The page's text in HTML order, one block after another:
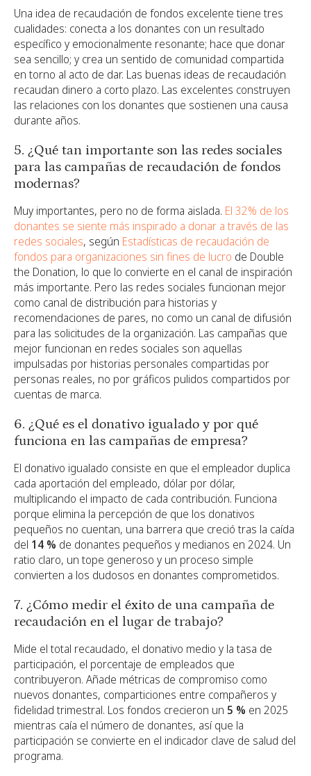
Una idea de recaudación de fondos excelente tiene tres
cualidades: conecta a los donantes con un resultado
específico y emocionalmente resonante; hace que donar
sea sencillo; y crea un sentido de comunidad compartida
en torno al acto de dar. Las buenas ideas de recaudación
recaudan dinero a corto plazo. Las excelentes construyen
las relaciones con los donantes que sostienen una causa
durante años.
5. ¿Qué tan importante son las redes sociales
para las campañas de recaudación de fondos
modernas?
Muy importantes, pero no de forma aislada. El 32% de los
donantes se siente más inspirado a donar a través de las
redes sociales, según Estadísticas de recaudación de
fondos para organizaciones sin fines de lucro de Double
the Donation, lo que lo convierte en el canal de inspiración
más importante. Pero las redes sociales funcionan mejor
como canal de distribución para historias y
recomendaciones de pares, no como un canal de difusión
para las solicitudes de la organización. Las campañas que
mejor funcionan en redes sociales son aquellas
impulsadas por historias personales compartidas por
personas reales, no por gráficos pulidos compartidos por
cuentas de marca.
6. ¿Qué es el donativo igualado y por qué
funciona en las campañas de empresa?
El donativo igualado consiste en que el empleador duplica
cada aportación del empleado, dólar por dólar,
multiplicando el impacto de cada contribución. Funciona
porque elimina la percepción de que los donativos
pequeños no cuentan, una barrera que creció tras la caída
del 14 % de donantes pequeños y medianos en 2024. Un
ratio claro, un tope generoso y un proceso simple
convierten a los dudosos en donantes comprometidos.
7. ¿Cómo medir el éxito de una campaña de
recaudación en el lugar de trabajo?
Mide el total recaudado, el donativo medio y la tasa de
participación, el porcentaje de empleados que
contribuyeron. Añade métricas de compromiso como
nuevos donantes, comparticiones entre compañeros y
fidelidad trimestral. Los fondos crecieron un 5 % en 2025
mientras caía el número de donantes, así que la
participación se convierte en el indicador clave de salud del
programa.